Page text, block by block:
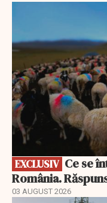
EXCLUSIV
România.
03 AUGUST 2026